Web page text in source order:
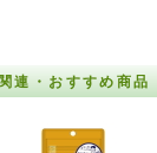
連・おすすめ商品